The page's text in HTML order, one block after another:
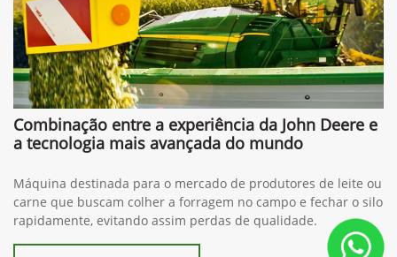
Combinação entre a experiência da John Deere e
a tecnologia mais avançada do mundo
Máquina destinada para o mercado de produtores de leite ou
carne que buscam colher a forragem no campo e fechar o silo
rapidamente, evitando assim perdas de qualidade.